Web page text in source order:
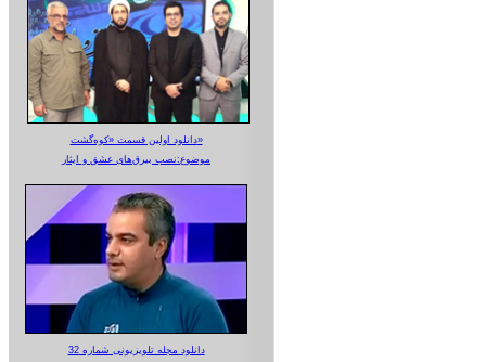
دانلود اولین قسمت «کوه‌گشت»
موضوع:نصب بیرق‌های عشق و ایثار
دانلود مجله تلویزیونی شماره 32